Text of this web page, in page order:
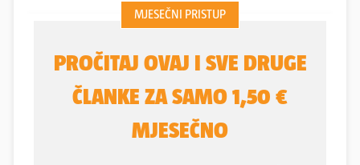
budućeg Zdravstvenog centra Rujevica predstavili
medicinu. Međutim, na Facebook stranici "Hitna
uživo 194" izašla je neki dan objava iz koje je
vidljivo da nova vozila Zavoda za hitnu medicinu
Primorsko-goranske županije stoje na livadi.